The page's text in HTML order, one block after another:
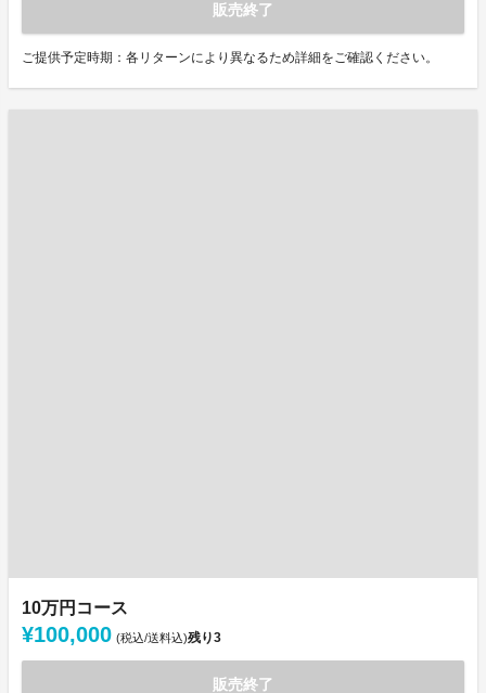
販売終了
ご提供予定時期：各リターンにより異なるため詳細をご確認ください。
10万円コース
¥100,000 (税込/送料込)残り3
販売終了